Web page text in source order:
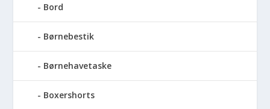
Bord
Børnebestik
Børnehavetaske
Boxershorts